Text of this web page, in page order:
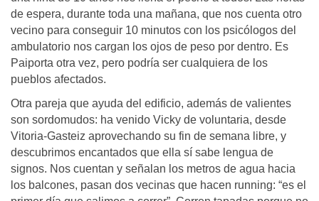
de espera, durante toda una mañana, que nos cuenta otro
vecino para conseguir 10 minutos con los psicólogos del
ambulatorio nos cargan los ojos de peso por dentro. Es
Paiporta otra vez, pero podría ser cualquiera de los
pueblos afectados.
Otra pareja que ayuda del edificio, además de valientes
son sordomudos: ha venido Vicky de voluntaria, desde
Vitoria-Gasteiz aprovechando su fin de semana libre, y
descubrimos encantados que ella sí sabe lengua de
signos. Nos cuentan y señalan los metros de agua hacia
los balcones, pasan dos vecinas que hacen running: “es el